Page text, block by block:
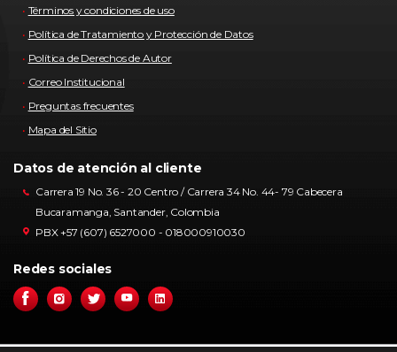
Términos y condiciones de uso
Política de Tratamiento y Protección de Datos
Política de Derechos de Autor
Correo Institucional
Preguntas frecuentes
Mapa del Sitio
Datos de atención al cliente
Carrera 19 No. 36 - 20 Centro / Carrera 34 No. 44- 79 Cabecera
Bucaramanga, Santander, Colombia
PBX +57 (607) 6527000 - 018000910030
Redes sociales